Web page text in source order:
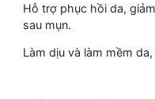
Hỗ trợ phục hồi da,
sau mụn.
Làm dịu và làm mềm